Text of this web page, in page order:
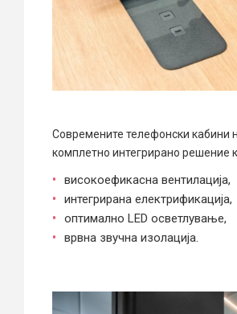
Современите телефонски кабини
комплетно интегрирано решение
високоефикасна вентилација,
интегрирана електрификација,
оптимално LED осветлување,
врвна звучна изолација.